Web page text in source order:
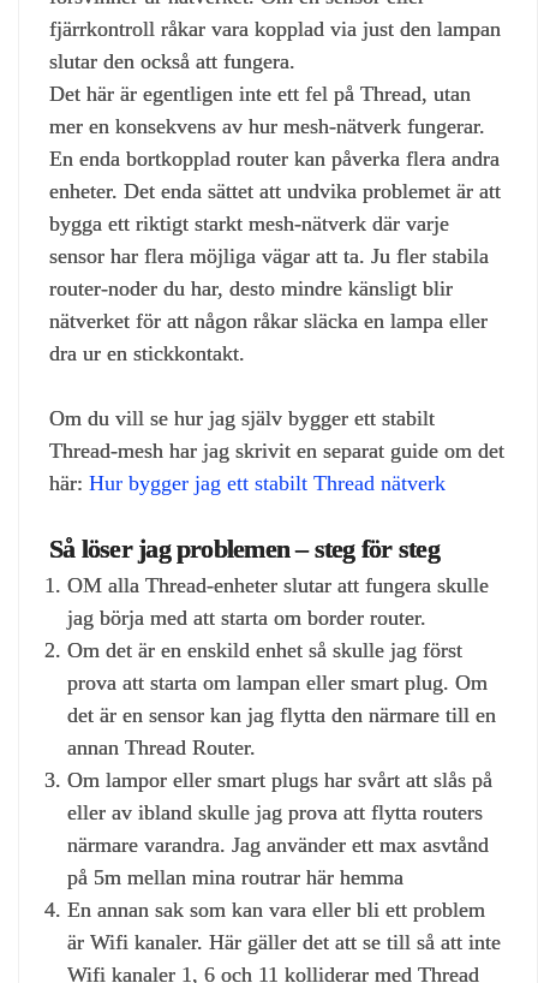
fjärrkontroll råkar vara kopplad via just den lampan
slutar den också att fungera.
Det här är egentligen inte ett fel på Thread, utan
mer en konsekvens av hur mesh‑nätverk fungerar.
En enda bortkopplad router kan påverka flera andra
enheter. Det enda sättet att undvika problemet är att
bygga ett riktigt starkt mesh‑nätverk där varje
sensor har flera möjliga vägar att ta. Ju fler stabila
router‑noder du har, desto mindre känsligt blir
nätverket för att någon råkar släcka en lampa eller
dra ur en stickkontakt.
Om du vill se hur jag själv bygger ett stabilt
Thread‑mesh har jag skrivit en separat guide om det
här: Hur bygger jag ett stabilt Thread nätverk
Så löser jag problemen – steg för steg
OM alla Thread-enheter slutar att fungera skulle
jag börja med att starta om border router.
Om det är en enskild enhet så skulle jag först
prova att starta om lampan eller smart plug. Om
det är en sensor kan jag flytta den närmare till en
annan Thread Router.
Om lampor eller smart plugs har svårt att slås på
eller av ibland skulle jag prova att flytta routers
närmare varandra. Jag använder ett max asvtånd
på 5m mellan mina routrar här hemma
En annan sak som kan vara eller bli ett problem
är Wifi kanaler. Här gäller det att se till så att inte
Wifi kanaler 1, 6 och 11 kolliderar med Thread